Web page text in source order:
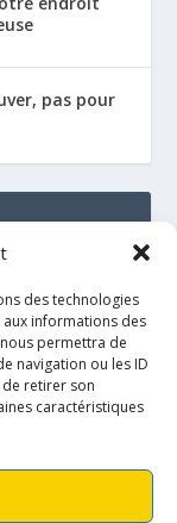
des technologies
informations des
permettra de
navigation ou les ID
de retirer son
caractéristiques
pas pour
: 88%
: 97%